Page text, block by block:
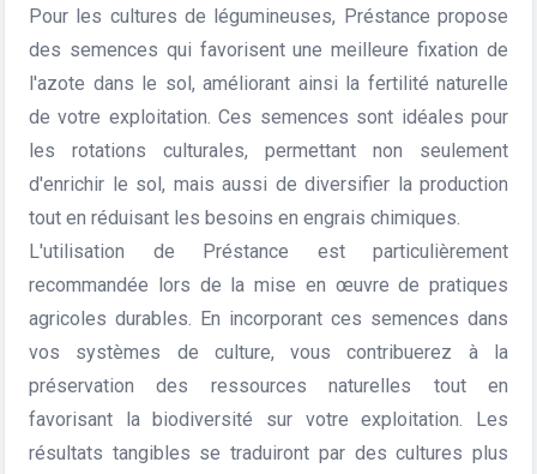
Pour les cultures de légumineuses, Préstance propose
des semences qui favorisent une meilleure fixation de
l'azote dans le sol, améliorant ainsi la fertilité naturelle
de votre exploitation. Ces semences sont idéales pour
les rotations culturales, permettant non seulement
d'enrichir le sol, mais aussi de diversifier la production
tout en réduisant les besoins en engrais chimiques.
L'utilisation de Préstance est particulièrement
recommandée lors de la mise en œuvre de pratiques
agricoles durables. En incorporant ces semences dans
vos systèmes de culture, vous contribuerez à la
préservation des ressources naturelles tout en
favorisant la biodiversité sur votre exploitation. Les
résultats tangibles se traduiront par des cultures plus